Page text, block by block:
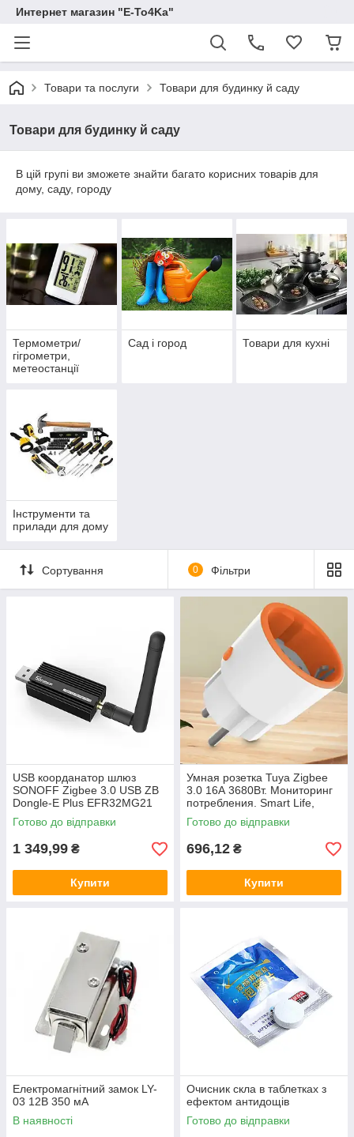
Интернет магазин "E-To4Ka"
Товари та послуги Товари для будинку й саду
Товари для будинку й саду
В цій групі ви зможете знайти багато корисних товарів для
дому, саду, городу
Термометри/
гігрометри,
метеостанції
Сад і город Товари для кухні
Інструменти та
прилади для дому
Сортування 0 Фільтри
USB коорданатор шлюз
SONOFF Zigbee 3.0 USB ZB
Dongle-E Plus EFR32MG21
Home Assistant Zigbee2MQTT
ZHA
Готово до відправки
1 349,99 ₴
Купити
Умная розетка Tuya Zigbee
3.0 16А 3680Вт. Мониторинг
потребления. Smart Life,
Home Assistant, Alexa, Google
Готово до відправки
696,12 ₴
Купити
Електромагнітний замок LY-
03 12В 350 мА
В наявності
Очисник скла в таблетках з
ефектом антидощів
Готово до відправки